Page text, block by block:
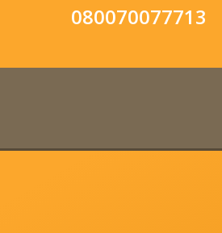
080070077713